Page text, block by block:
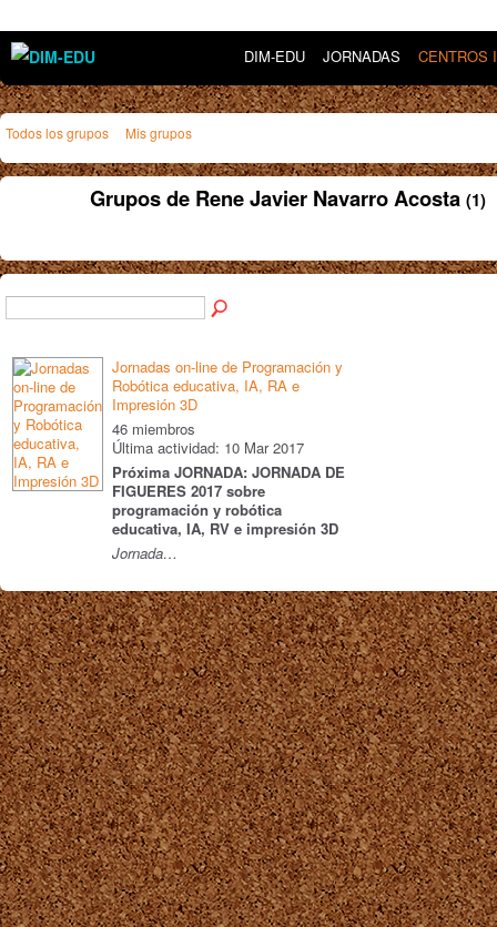
DIM-EDU JORNADAS CENTROS
Todos los grupos Mis grupos
Grupos de Rene Javier Navarro Acosta (1)
Jornadas on-line de Programación y
Robótica educativa, IA, RA e
Impresión 3D
46 miembros
Última actividad: 10 Mar 2017
Próxima JORNADA: JORNADA DE
FIGUERES 2017 sobre
programación y robótica
educativa, IA, RV e impresión 3D
Jornada…